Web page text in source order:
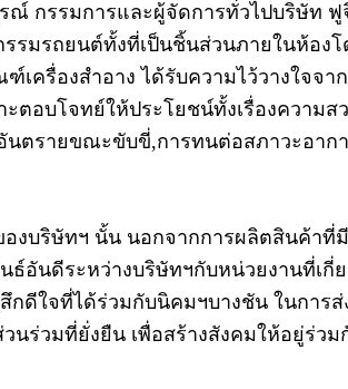
ณ์ กรรมการและผู้จัดการทั่วไปบริษัท ฟู
รมรถยนต์ทั้งที่เป็นชิ้นส่วนภายในห้อ
เครื่องสำอาง ได้รับความไว้วางใจ
ะตอบโจทย์ให้ประโยชน์ทั้งเรื่องควา
นตรายขณะขับขี่,การทนต่อสภาวะอา
องบริษัทฯ นั้น นอกจากการผลิตสินค้า
ธ์อันดีระหว่างบริษัทฯกับหน่วยงานที่เ
กดีใจที่ได้ร่วมกับนิคมฯบางชัน ในการ
วนร่วมที่ยั่งยืน เพื่อสร้างสังคมให้อยู่ร่วม